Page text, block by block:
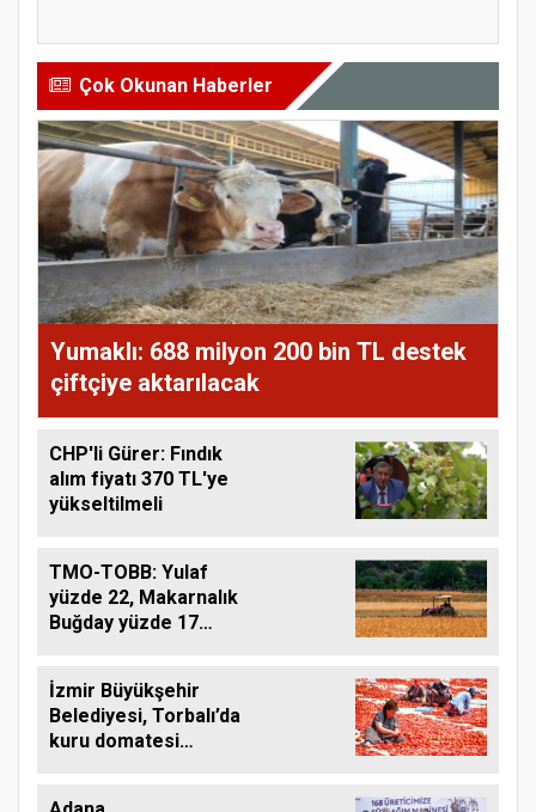
Çok Okunan Haberler
Yumaklı: 688 milyon 200 bin TL destek
çiftçiye aktarılacak
CHP'li Gürer: Fındık
alım fiyatı 370 TL'ye
yükseltilmeli
TMO-TOBB: Yulaf
yüzde 22, Makarnalık
Buğday yüzde 17
İzmir Büyükşehir
Belediyesi, Torbalı’da
kuru domatesi